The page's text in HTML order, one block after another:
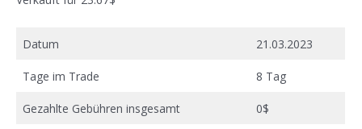
Datum 21.03.2023
Tage im Trade 8 Tag
Gezahlte Gebühren insgesamt 0$